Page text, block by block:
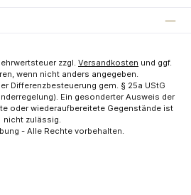
zzgl. Versandkosten und ggf.
wenn nicht anders angegeben.
Differenzbesteuerung gem. § 25a UStG
Ein gesonderter Ausweis der
oder wiederaufbereitete Gegenstände ist
nicht zulässig.
- Alle Rechte vorbehalten.